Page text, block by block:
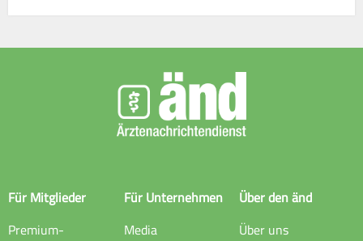
Für Mitglieder
Premium-
Für Unternehmen
Media
Über den änd
Über uns